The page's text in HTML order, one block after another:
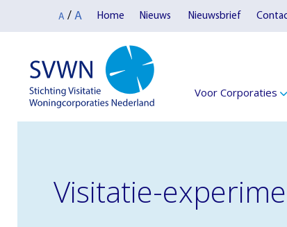
A / A Home Nieuws Nieuwsbrief
Voor Corporaties
Visitatie-